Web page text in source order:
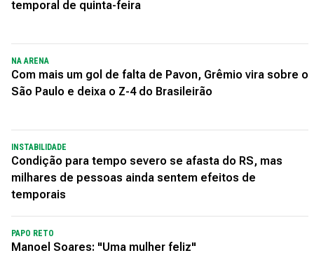
temporal de quinta-feira
NA ARENA
Com mais um gol de falta de Pavon, Grêmio vira sobre o
São Paulo e deixa o Z-4 do Brasileirão
INSTABILIDADE
Condição para tempo severo se afasta do RS, mas
milhares de pessoas ainda sentem efeitos de
temporais
PAPO RETO
Manoel Soares: "Uma mulher feliz"